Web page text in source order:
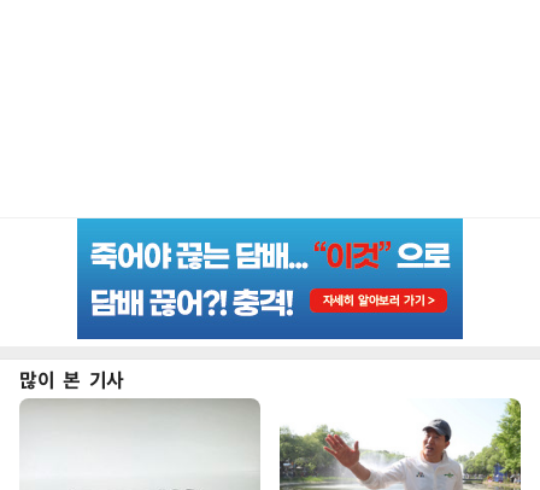
많이 본 기사